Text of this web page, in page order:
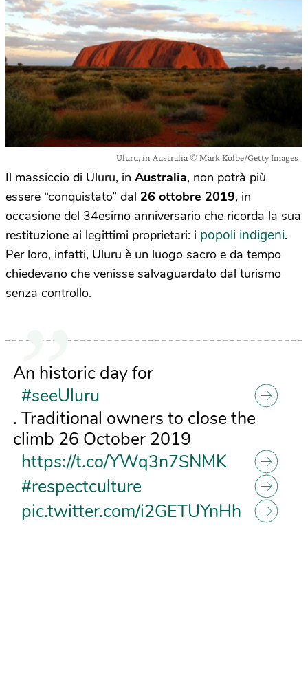
Uluru, in Australia © Mark Kolbe/Getty Images
Il massiccio di Uluru, in Australia, non potrà più
essere “conquistato” dal 26 ottobre 2019, in
occasione del 34esimo anniversario che ricorda la sua
restituzione ai legittimi proprietari: i popoli indigeni.
Per loro, infatti, Uluru è un luogo sacro e da tempo
chiedevano che venisse salvaguardato dal turismo
senza controllo.
An historic day for
#seeUluru
. Traditional owners to close the
climb 26 October 2019
https://t.co/YWq3n7SNMK
#respectculture
pic.twitter.com/i2GETUYnHh